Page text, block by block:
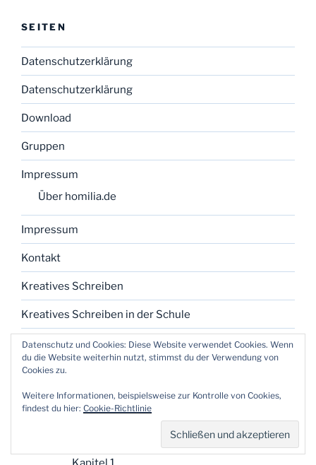
SEITEN
Datenschutzerklärung
Datenschutzerklärung
Download
Gruppen
Impressum
Über homilia.de
Impressum
Kontakt
Kreatives Schreiben
Kreatives Schreiben in der Schule
Notiznehmen
Traditionstheorie
Einleitung
Datenschutz und Cookies: Diese Website verwendet Cookies. Wenn
du die Website weiterhin nutzt, stimmst du der Verwendung von
Cookies zu.
Weitere Informationen, beispielsweise zur Kontrolle von Cookies,
findest du hier: Cookie-Richtlinie